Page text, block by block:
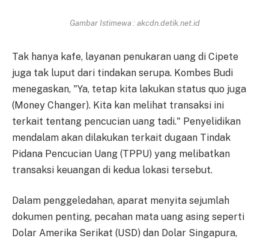
Gambar Istimewa : akcdn.detik.net.id
Tak hanya kafe, layanan penukaran uang di Cipete
juga tak luput dari tindakan serupa. Kombes Budi
menegaskan, "Ya, tetap kita lakukan status quo juga
(Money Changer). Kita kan melihat transaksi ini
terkait tentang pencucian uang tadi." Penyelidikan
mendalam akan dilakukan terkait dugaan Tindak
Pidana Pencucian Uang (TPPU) yang melibatkan
transaksi keuangan di kedua lokasi tersebut.
Dalam penggeledahan, aparat menyita sejumlah
dokumen penting, pecahan mata uang asing seperti
Dolar Amerika Serikat (USD) dan Dolar Singapura,